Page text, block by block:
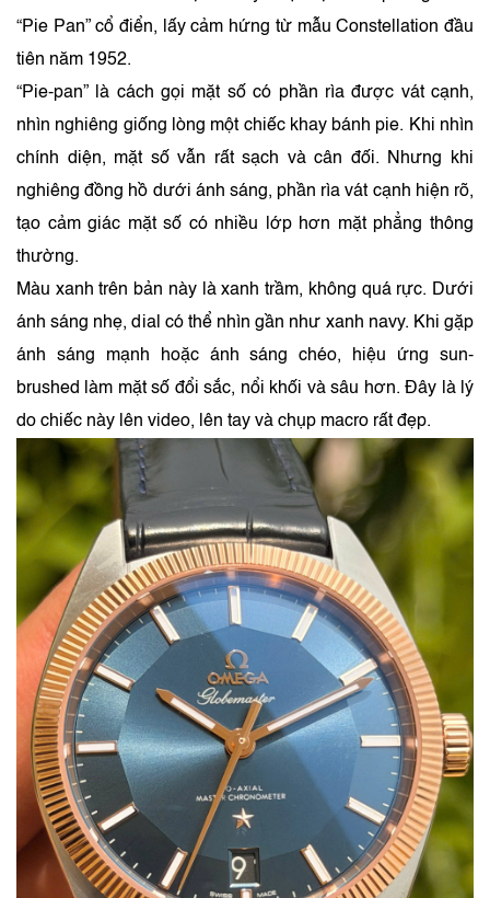
“Pie Pan” cổ điển, lấy cảm hứng từ mẫu Constellation đầu
tiên năm 1952.
“Pie-pan” là cách gọi mặt số có phần rìa được vát cạnh,
nhìn nghiêng giống lòng một chiếc khay bánh pie. Khi nhìn
chính diện, mặt số vẫn rất sạch và cân đối. Nhưng khi
nghiêng đồng hồ dưới ánh sáng, phần rìa vát cạnh hiện rõ,
tạo cảm giác mặt số có nhiều lớp hơn mặt phẳng thông
thường.
Màu xanh trên bản này là xanh trầm, không quá rực. Dưới
ánh sáng nhẹ, dial có thể nhìn gần như xanh navy. Khi gặp
ánh sáng mạnh hoặc ánh sáng chéo, hiệu ứng sun-
brushed làm mặt số đổi sắc, nổi khối và sâu hơn. Đây là lý
do chiếc này lên video, lên tay và chụp macro rất đẹp.